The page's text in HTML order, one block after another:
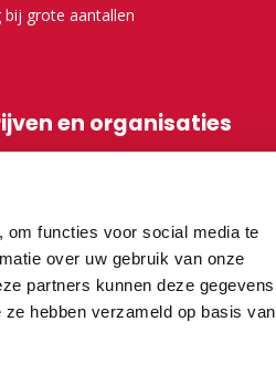
om functies voor social media te
over uw gebruik van onze
partners kunnen deze gegevens
hebben verzameld op basis van
bij grote aantallen
en organisaties